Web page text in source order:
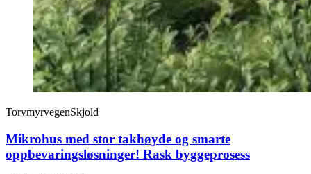
TorvmyrvegenSkjold
Mikrohus med stor takhøyde og smarte
oppbevaringsløsninger! Rask byggeprosess